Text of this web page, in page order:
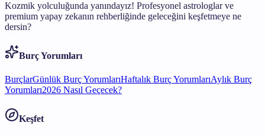
Kozmik yolculuğunda yanındayız! Profesyonel astrologlar ve
premium yapay zekanın rehberliğinde geleceğini keşfetmeye ne
dersin?
Burç Yorumları
BurçlarGünlük Burç YorumlarıHaftalık Burç YorumlarıAylık Burç
Yorumları2026 Nasıl Geçecek?
Keşfet